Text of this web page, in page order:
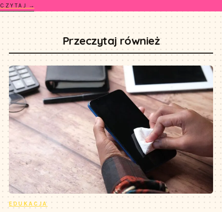
CZYTAJ →
Przeczytaj również
EDUKACJA